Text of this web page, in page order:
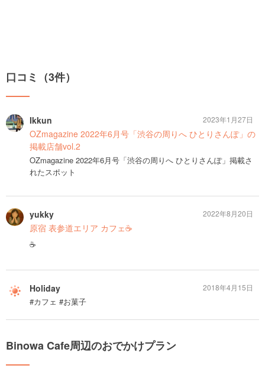
口コミ（3件）
Ikkun
OZmagazine 2022年6月号「渋谷の周りへ ひとりさんぽ」の
掲載店舗vol.2
OZmagazine 2022年6月号「渋谷の周りへ ひとりさんぽ」掲載さ
れたスポット
2023年1月27日
yukky
原宿 表参道エリア カフェ☕️
☕️
2022年8月20日
Holiday
#カフェ #お菓子
2018年4月15日
Binowa Cafe周辺のおでかけプラン